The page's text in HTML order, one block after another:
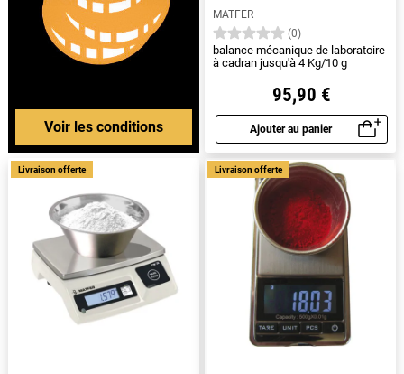
Voir les conditions
MATFER
(0)
balance mécanique de laboratoire
à cadran jusqu'à 4 Kg/10 g
95,90 €
Ajouter au panier
Aperçu rapide
Livraison offerte Livraison offerte